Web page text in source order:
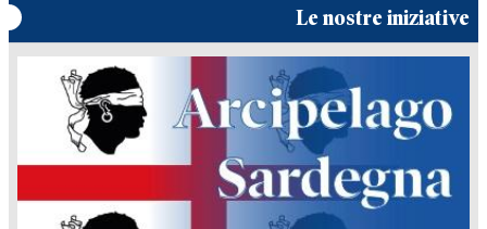
Le nostre iniziative